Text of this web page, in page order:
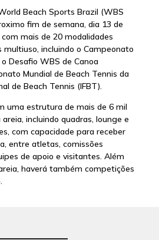
Beach Sports Brazil (WBS
fim de semana, dia 13 de
mais de 20 modalidades
incluindo o Campeonato
Desafio WBS de Canoa
Mundial de Beach Tennis da
de Beach Tennis (IFBT).
uma estrutura de mais de 6 mil
incluindo quadras, lounge e
com capacidade para receber
entre atletas, comissões
de apoio e visitantes. Além
haverá também competições